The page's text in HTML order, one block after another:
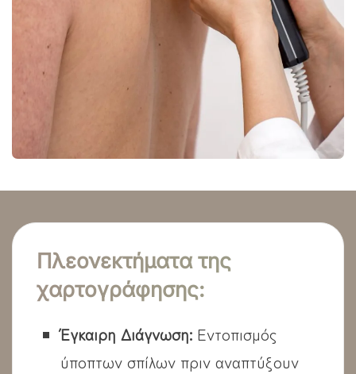
Πλεονεκτήματα της
χαρτογράφησης:
Έγκαιρη Διάγνωση: Εντοπισμός
ύποπτων σπίλων πριν αναπτύξουν